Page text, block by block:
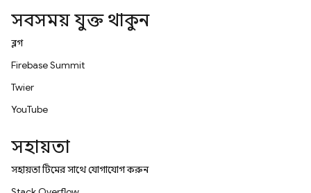
সবসময় যুক্ত থাকুন
ব্লগ
Firebase Summit
Twitter
YouTube
সহায়তা
সহায়তা টিমের সাথে যোগাযোগ করুন